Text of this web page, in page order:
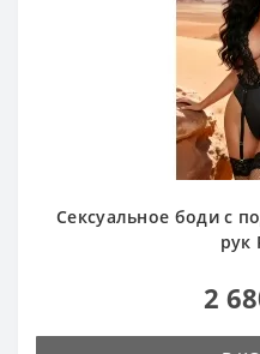
Сексуальное боди с
рук
2